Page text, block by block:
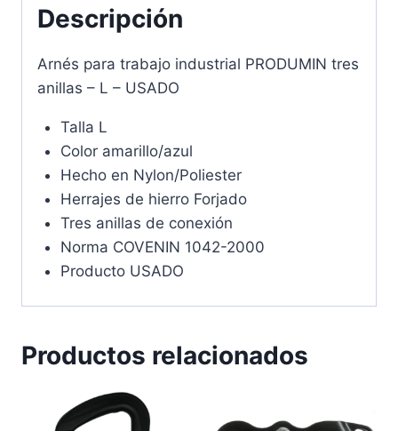
Descripción
Arnés para trabajo industrial PRODUMIN tres
anillas – L – USADO
Talla L
Color amarillo/azul
Hecho en Nylon/Poliester
Herrajes de hierro Forjado
Tres anillas de conexión
Norma COVENIN 1042-2000
Producto USADO
Productos relacionados